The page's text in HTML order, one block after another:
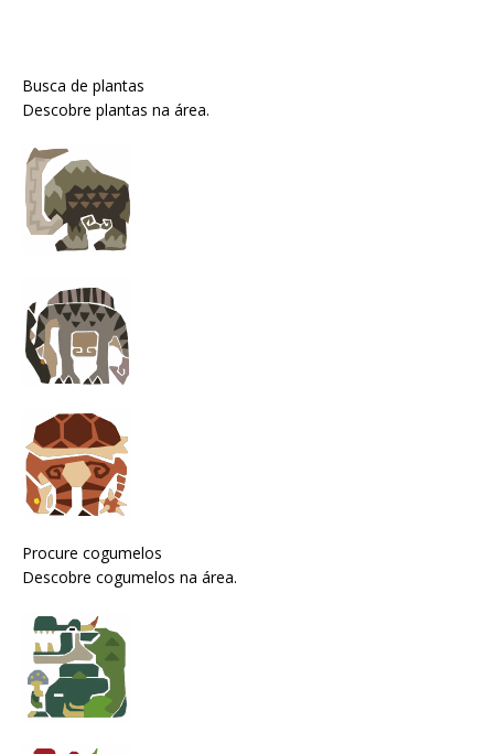
Busca de plantas
Descobre plantas na área.
Procure cogumelos
Descobre cogumelos na área.